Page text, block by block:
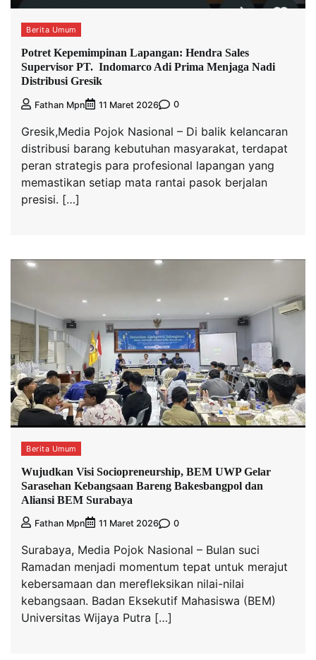
Berita Umum
Potret Kepemimpinan Lapangan: Hendra Sales
Supervisor PT. Indomarco Adi Prima Menjaga Nadi
Distribusi Gresik
Fathan Mpn 11 Maret 2026 0
Gresik,Media Pojok Nasional – Di balik kelancaran
distribusi barang kebutuhan masyarakat, terdapat
peran strategis para profesional lapangan yang
memastikan setiap mata rantai pasok berjalan
presisi. […]
Berita Umum
Wujudkan Visi Sociopreneurship, BEM UWP Gelar
Sarasehan Kebangsaan Bareng Bakesbangpol dan
Aliansi BEM Surabaya
Fathan Mpn 11 Maret 2026 0
Surabaya, Media Pojok Nasional – Bulan suci
Ramadan menjadi momentum tepat untuk merajut
kebersamaan dan merefleksikan nilai-nilai
kebangsaan. Badan Eksekutif Mahasiswa (BEM)
Universitas Wijaya Putra […]